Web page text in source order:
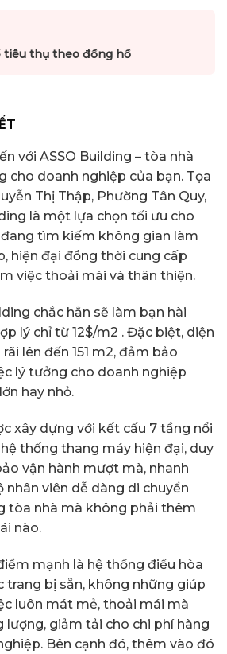
tiêu thụ theo đồng hồ
với ASSO Building – tòa nhà
cho doanh nghiệp của bạn. Tọa
Thị Thập, Phường Tân Quy,
là một lựa chọn tối ưu cho
tìm kiếm không gian làm
hiện đại đồng thời cung cấp
việc thoải mái và thân thiện.
chắc hẳn sẽ làm bạn hài
lý chỉ từ 12$/m2 . Đặc biệt, diện
lên đến 151 m2, đảm bảo
lý tưởng cho doanh nghiệp
hay nhỏ.
xây dựng với kết cấu 7 tầng nổi
thống thang máy hiện đại, duy
vận hành mượt mà, nhanh
nhân viên dễ dàng di chuyển
tòa nhà mà không phải thêm
nào.
mạnh là hệ thống điều hòa
bị sẵn, không những giúp
luôn mát mẻ, thoải mái mà
lượng, giảm tải cho chi phí hàng
Bên cạnh đó, thêm vào đó